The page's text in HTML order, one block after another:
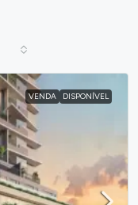
VENDA DISPONÍVEL